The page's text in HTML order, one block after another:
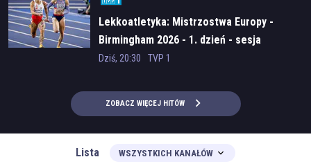
Lekkoatletyka: Mistrzostwa Europy -
Birmingham 2026 - 1. dzień - sesja
wieczorna
Dziś, 20:30 TVP 1
ZOBACZ WIĘCEJ HITÓW
Lista WSZYSTKICH KANAŁÓW